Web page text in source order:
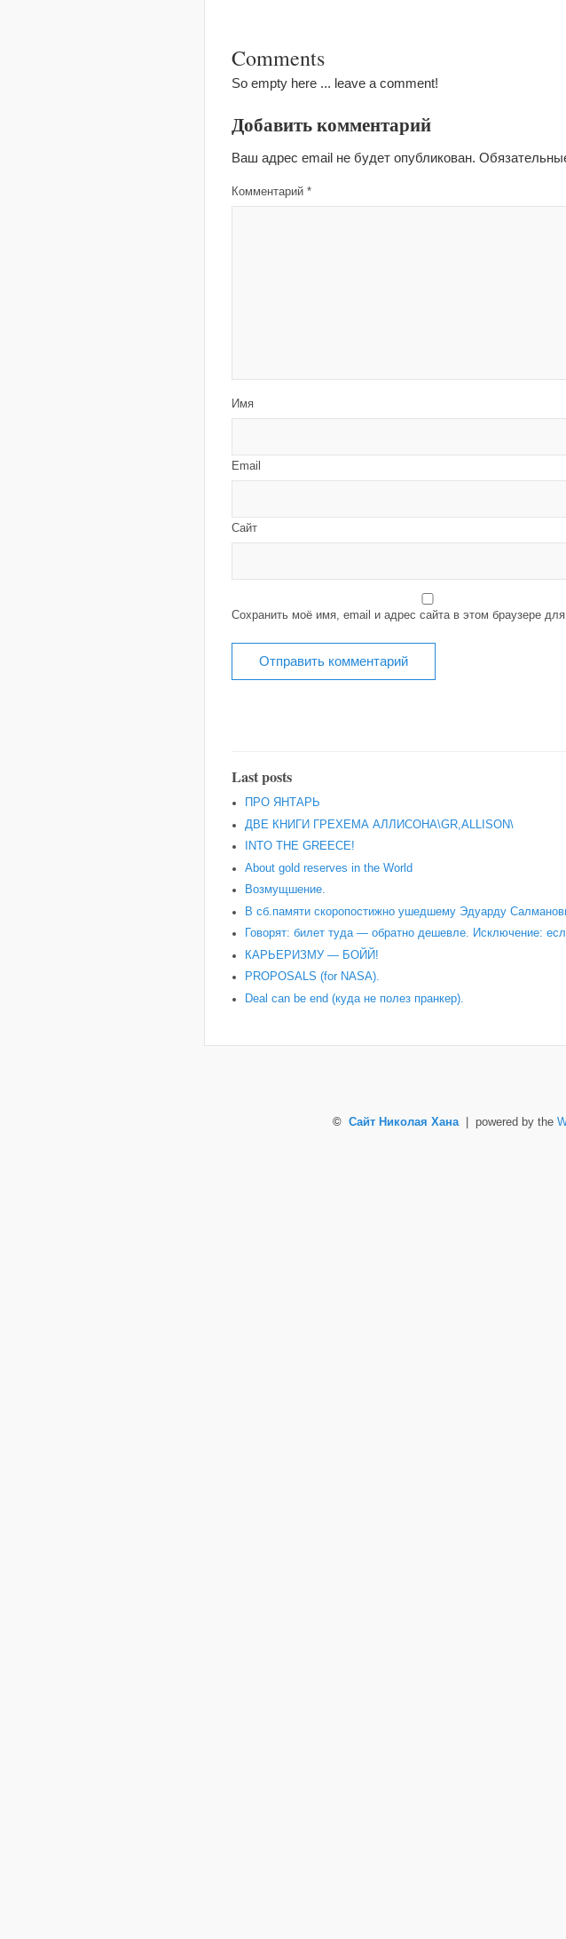
Comments
So empty here ... leave a comment!
Добавить комментарий
Ваш адрес email не будет опубликован.
Комментарий *
Имя
Email
Сайт
Сохранить моё имя, email и адрес сайта в этом браузере
Last posts
ПРО ЯНТАРЬ
ДВЕ КНИГИ ГРЕХЕМА АЛЛИСОНА\GR,ALLISON\
INTO THE GREECE!
About gold reserves in the World
Возмущшение.
В сб.памяти скоропостижно ушедшему Эдуарду
Говорят: билет туда — обратно дешевле. Исключение:
КАРЬЕРИЗМУ — БОЙЙ!
PROPOSALS (for NASA).
Deal can be end (куда не полез пранкер).
© Сайт Николая Хана| powered by the